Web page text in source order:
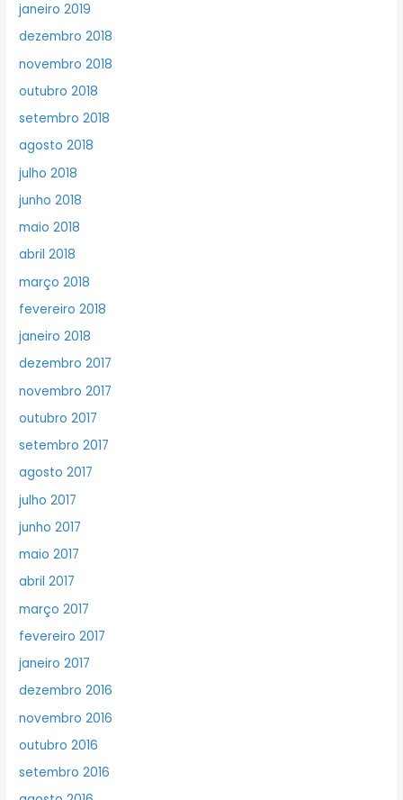
janeiro 2019
dezembro 2018
novembro 2018
outubro 2018
setembro 2018
agosto 2018
julho 2018
junho 2018
maio 2018
abril 2018
março 2018
fevereiro 2018
janeiro 2018
dezembro 2017
novembro 2017
outubro 2017
setembro 2017
agosto 2017
julho 2017
junho 2017
maio 2017
abril 2017
março 2017
fevereiro 2017
janeiro 2017
dezembro 2016
novembro 2016
outubro 2016
setembro 2016